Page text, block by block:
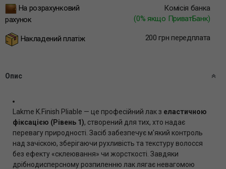
На розрахунковий
рахунок
Комісія банка
(0% якщо ПриватБанк)
Накладений платіж 200 грн передплата
Опис
Lakme K.Finish Pliable — це професійний лак з еластичною
фіксацією (Рівень 1), створений для тих, хто надає
перевагу природності. Засіб забезпечує м'який контроль
над зачіскою, зберігаючи рухливість та текстуру волосся
без ефекту «склеювання» чи жорсткості. Завдяки
дрібнодисперсному розпиленню лак лягає невагомою